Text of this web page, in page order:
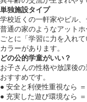
単独施設タイプ
学校近くの一軒家やビル
普通の家のようなアット
ごとに「学習に力を入れ
カラーがあります。
どの公的学童がいい？
お子さんの性格や放課後
おすすめです。
● 安全と利便性重視なら
● 充実した遊び環境なら